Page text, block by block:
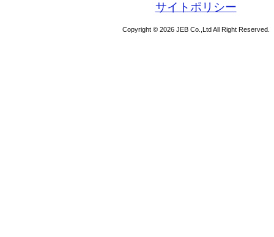
サイトポリシー
Copyright © 2026 JEB Co.,Ltd All Right Reserved.